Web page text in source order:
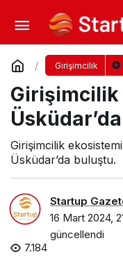
Girişimcilik
Girişimcilik
Girişimcilik
Üsküdar’da buluştu.
Startup
16 Mart 2024,
güncellendi
7.184
Girişimciler
Yorum Yap